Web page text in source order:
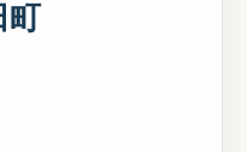
町